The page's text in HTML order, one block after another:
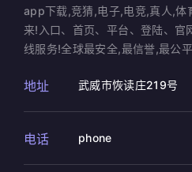
app下载,竞猜,电子,电竞,真人,体
来!入口、首页、平台、登陆、官
线服务!全球最安全,最信誉,最公
地址 武威市恢读庄219号
电话 phone